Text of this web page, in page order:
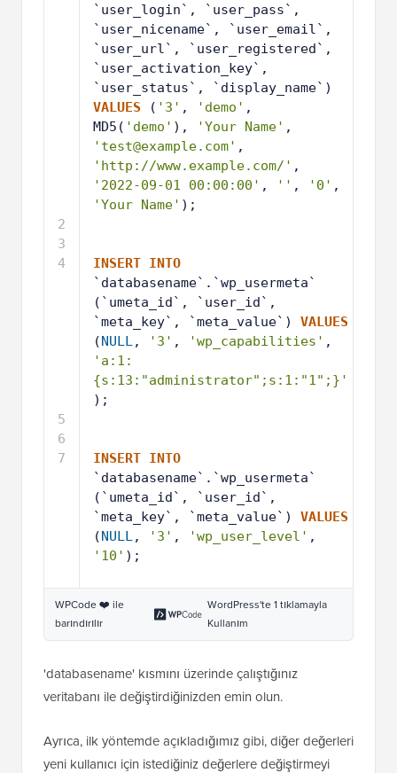
2
3
4
5
6
7
`user_login`, `user_pass`,
`user_nicename`, `user_email`,
`user_url`, `user_registered`,
`user_activation_key`,
VALUES
( '3' , 'demo' ,
MD5( 'demo' ), 'Your Name'
'test@example.com'
'http://www.example.com/'
'2022-09-01 00:00:00' , '' , '0'
'Your Name' );
INSERT INTO
`databasename`.`wp_usermeta`
(`umeta_id`, `user_id`,
`meta_key`, `meta_value`) VALUES
(NULL, '3' , 'wp_capabilities'
'a:1:
{s:13:"administrator";s:1:"1";}'
);
INSERT INTO
`databasename`.`wp_usermeta`
(`umeta_id`, `user_id`,
`meta_key`, `meta_value`) VALUES
(NULL, '3' , 'wp_user_level'
'10' );
WPCode ❤️ ile
barındırılır
WordPress'te 1 tıklamayla
Kullanım
'databasename' kısmını üzerinde çalıştığınız
veritabanı ile değiştirdiğinizden emin olun.
Ayrıca, ilk yöntemde açıkladığımız gibi, diğer değerleri
yeni kullanıcı için istediğiniz değerlere değiştirmeyi